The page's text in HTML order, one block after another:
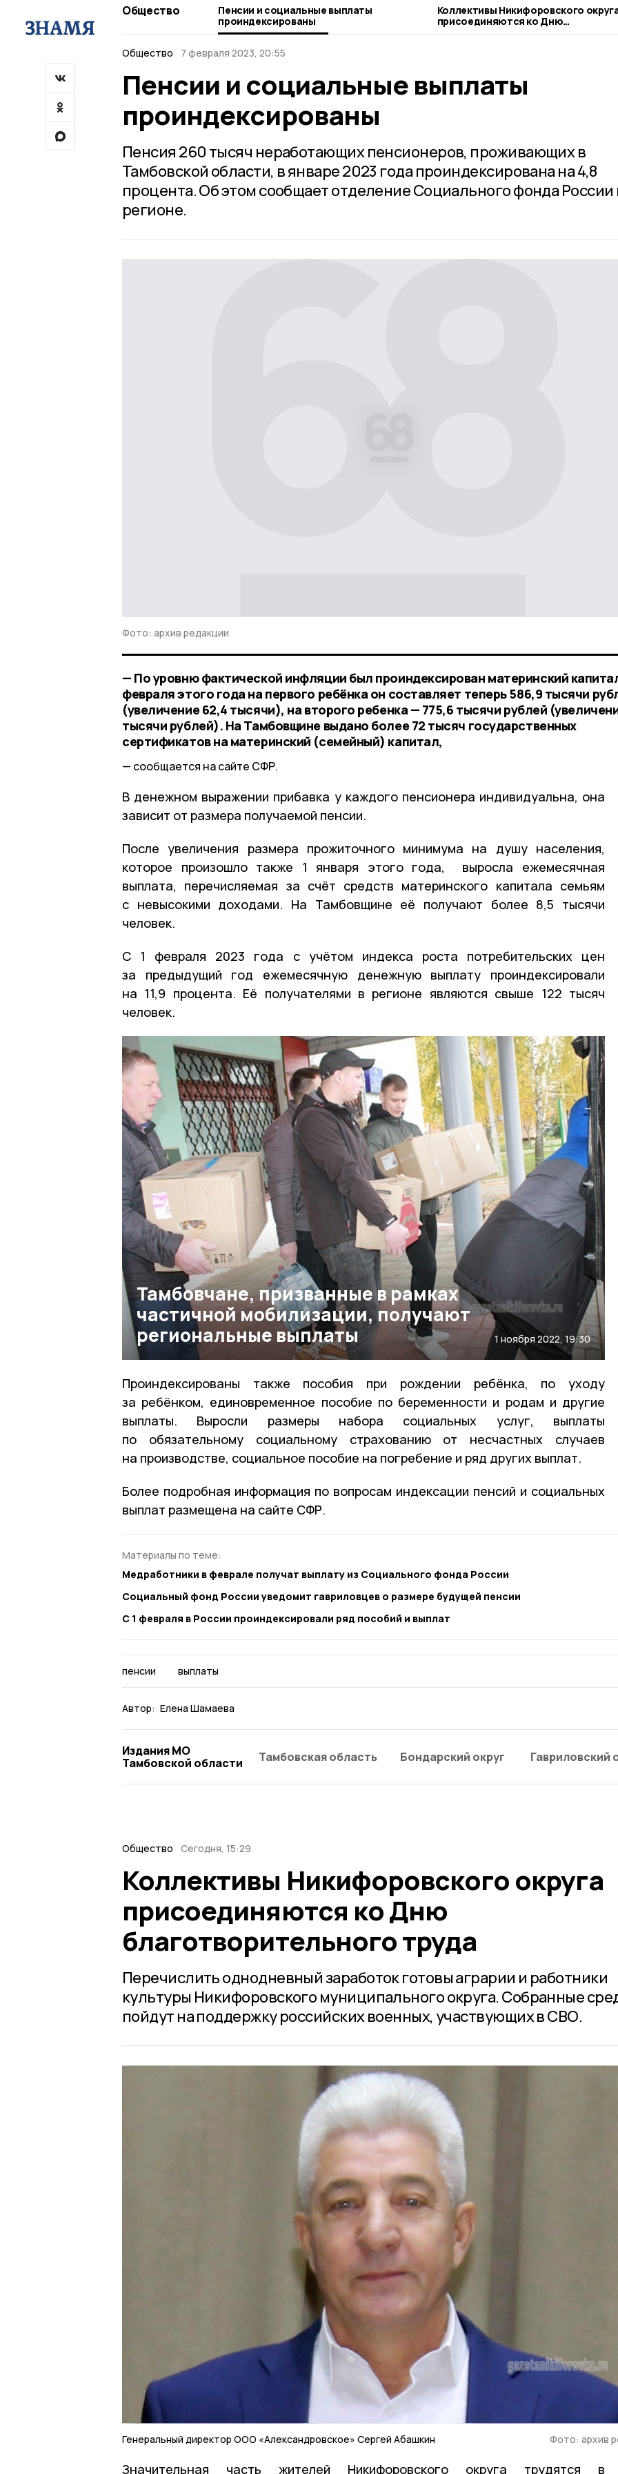
Общество
Пенсии и социальные выплаты
проиндексированы
Коллективы Никифоровского
присоединяются ко Дню
благотворительного труда
Общество
7 февраля 2023, 20:55
Пенсии и социальные выплаты
проиндексированы
Пенсия 260 тысяч неработающих пенсионеров, проживающих в
Тамбовской области, в январе 2023 года проиндексирована на 4,8
процента. Об этом сообщает отделение Социального фонда России
регионе.
Фото: архив редакции
— По уровню фактической инфляции был проиндексирован материнский
февраля этого года на первого ребёнка он составляет теперь 586,9 тысячи
(увеличение 62,4 тысячи), на второго ребенка — 775,6 тысячи рублей
тысячи рублей). На Тамбовщине выдано более 72 тысяч государственных
сертификатов на материнский (семейный) капитал,
сообщается на сайте СФР.
В денежном выражении прибавка у каждого пенсионера индивидуальна, она
зависит от размера получаемой пенсии.
После увеличения размера прожиточного минимума на душу населения,
которое произошло также 1 января этого года, выросла ежемесячная
выплата, перечисляемая за счёт средств материнского капитала семьям
с невысокими доходами. На Тамбовщине её получают более 8,5 тысячи
человек.
С 1 февраля 2023 года с учётом индекса роста потребительских цен
за предыдущий год ежемесячную денежную выплату проиндексировали
на 11,9 процента. Её получателями в регионе являются свыше 122 тысяч
человек.
Тамбовчане, призванные в рамках
частичной мобилизации, получают
региональные выплаты
1 ноября 2022, 19:30
Проиндексированы также пособия при рождении ребёнка, по уходу
за ребёнком, единовременное пособие по беременности и родам и другие
выплаты. Выросли размеры набора социальных услуг, выплаты
по обязательному социальному страхованию от несчастных случаев
на производстве, социальное пособие на погребение и ряд других выплат.
Более подробная информация по вопросам индексации пенсий и социальных
выплат размещена на сайте СФР.
Материалы по теме:
Медработники в феврале получат выплату из Социального фонда России
Социальный фонд России уведомит гавриловцев о размере будущей пенсии
С 1 февраля в России проиндексировали ряд пособий и выплат
пенсии выплаты
Автор: Елена Шамаева
Издания МО
Тамбовской области
Тамбовская область Бондарский округ Гавриловский
Общество Сегодня, 15:29
Коллективы Никифоровского округа
присоединяются ко Дню
благотворительного труда
Перечислить однодневный заработок готовы аграрии и работники
культуры Никифоровского муниципального округа. Собранные
пойдут на поддержку российских военных, участвующих в СВО.
Генеральный директор ООО «Александровское» Сергей Абашкин Фото: архив
Значительная часть жителей Никифоровского округа трудятся в